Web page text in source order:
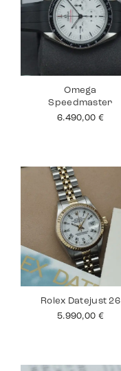
Omega
Speedmaster
6.490,00 €
Rolex Datejust 26
5.990,00 €